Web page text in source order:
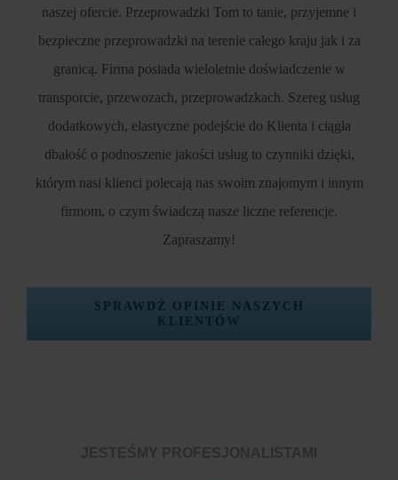
naszej ofercie. Przeprowadzki Tom to tanie, przyjemne i
bezpieczne przeprowadzki na terenie całego kraju jak i za
granicą. Firma posiada wieloletnie doświadczenie w
transporcie, przewozach, przeprowadzkach. Szereg usług
dodatkowych, elastyczne podejście do Klienta i ciągła
dbałość o podnoszenie jakości usług to czynniki dzięki,
którym nasi klienci polecają nas swoim znajomym i innym
firmom, o czym świadczą nasze liczne referencje.
Zapraszamy!
SPRAWDŹ OPINIE NASZYCH
KLIENTÓW